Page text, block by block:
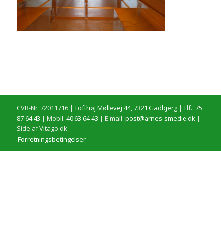
CVR-Nr. 72011716 | Tofthøj Møllevej 44, 7321 Gadbjerg| Tlf.: 75
87 64 43 | Mobil: 40 63 64 43 | E-mail: post@arnes-smedie.dk|
Side af Vitago.dk
Forretningsbetingelser